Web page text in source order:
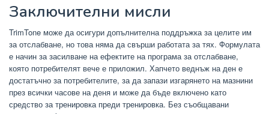
Заключителни мисли
TrimTone може да осигури допълнителна поддръжка за целите им
за отслабване, но това няма да свърши работата за тях. Формулата
е начин за засилване на ефектите на програма за отслабване,
която потребителят вече е приложил. Хапчето веднъж на ден е
достатъчно за потребителите, за да запази изгарянето на мазнини
през всички часове на деня и може да бъде включено като
средство за тренировка преди тренировка. Без съобщавани